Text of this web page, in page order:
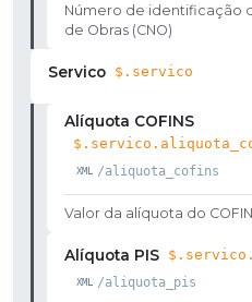
Número de identificação
de Obras (CNO)
Servico $.servico
Alíquota COFINS
/aliquota_cofins
Valor da alíquota do
Alíquota PIS
/aliquota_pis